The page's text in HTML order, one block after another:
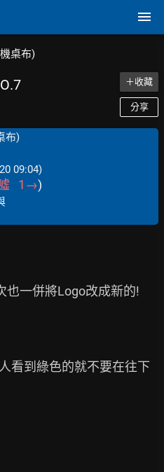
桌布)
＋收藏
分享
布)
09:04)
1 →)
也一併將Logo改成新的!
看到綠色的就不要在往下